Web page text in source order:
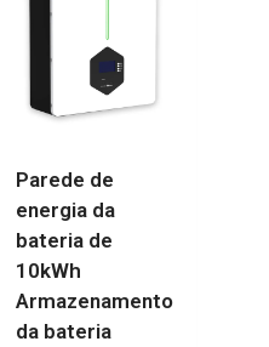
Parede de
energia da
bateria de
10kWh
Armazenamento
da bateria